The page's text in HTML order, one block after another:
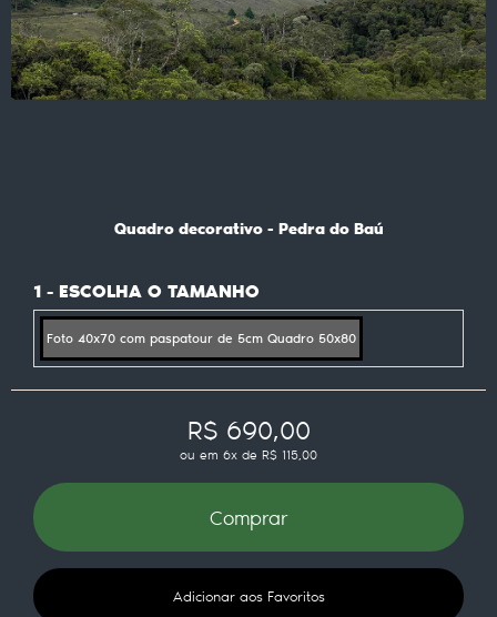
Quadro decorativo - Pedra do Baú
1 - ESCOLHA O TAMANHO
Foto 40x70 com paspatour de 5cm Quadro 50x80
R$ 690,00
ou em 6x de R$ 115,00
Comprar
Adicionar aos Favoritos